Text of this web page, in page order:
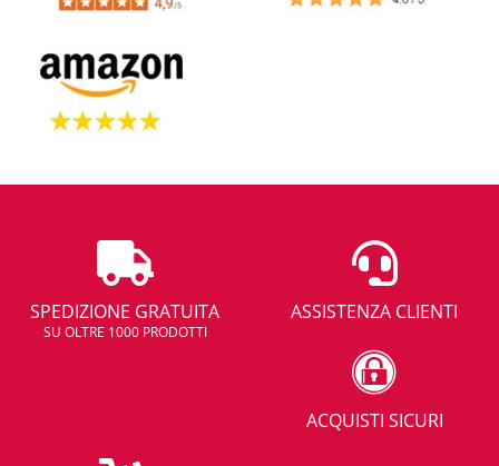
SPEDIZIONE GRATUITA
SU OLTRE 1000 PRODOTTI
ASSISTENZA CLIENTI
ACQUISTI SICURI